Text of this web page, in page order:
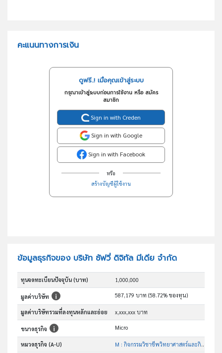
คะแนนทางการเงิน
ดูฟรี..! เมื่อคุณเข้าสู่ระบบ
กรุณาเข้าสู่ระบบก่อนการใช้งาน หรือ สมัคร
สมาชิก
Sign in with Creden
Sign in with Google
Sign in with Facebook
หรือ
สร้างบัญชีผู้ใช้งาน
ข้อมูลธุรกิจของ บริษัท ซัฟวี่ ดิจิทัล มีเดีย จำกัด
ทุนจดทะเบียนปัจจุบัน (บาท) 1,000,000
มูลค่าบริษัท 587,179 บาท (58.72% ของทุน)
มูลค่าบริษัทรวมที่ลงทุนหลักและย่อย x,xxx,xxx บาท
ขนาดธุรกิจ Micro
หมวดธุรกิจ (A-U) M : กิจกรรมวิชาชีพวิทยาศาสตร์และกิจกรรมทาง วิชาการ